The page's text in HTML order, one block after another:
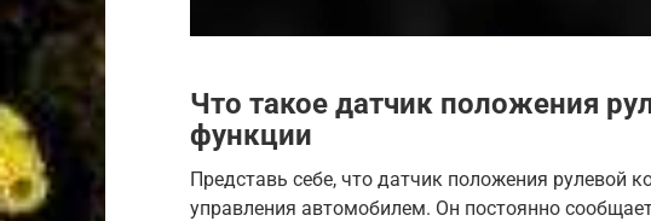
Что такое датчик положения
функции
Представь себе, что датчик положения рулевой
управления автомобилем. Он постоянно